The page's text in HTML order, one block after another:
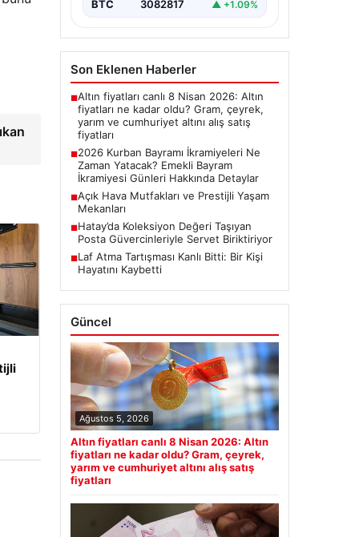
BTC 3082817 ▲ +1.09%
Son Eklenen Haberler
■Altın fiyatları canlı 8 Nisan 2026: Altın
fiyatları ne kadar oldu? Gram, çeyrek,
yarım ve cumhuriyet altını alış satış
fiyatları
■2026 Kurban Bayramı İkramiyeleri Ne
Zaman Yatacak? Emekli Bayram
İkramiyesi Günleri Hakkında Detaylar
■Açık Hava Mutfakları ve Prestijli Yaşam
Mekanları
■Hatay’da Koleksiyon Değeri Taşıyan
Posta Güvercinleriyle Servet Biriktiriyor
■Laf Atma Tartışması Kanlı Bitti: Bir Kişi
Hayatını Kaybetti
Güncel
Ağustos 5, 2026
Altın fiyatları canlı 8 Nisan 2026: Altın
fiyatları ne kadar oldu? Gram, çeyrek,
yarım ve cumhuriyet altını alış satış
fiyatları